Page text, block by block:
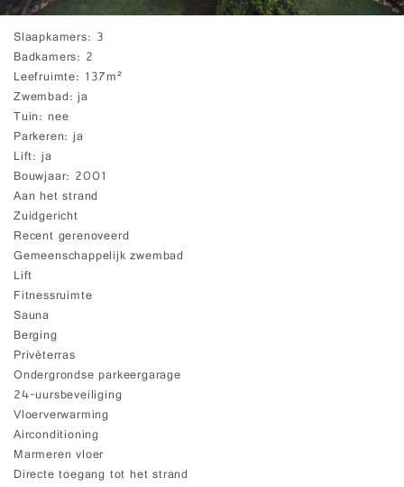
Slaapkamers 3
Badkamers 2
Leefruimte 137m²
Zwembad ja
Tuin nee
Parkeren ja
Lift ja
Bouwjaar 2001
Aan het strand
Zuidgericht
Recent gerenoveerd
Gemeenschappelijk zwembad
Lift
Fitnessruimte
Sauna
Berging
Privéterras
Ondergrondse parkeergarage
24-uursbeveiliging
Vloerverwarming
Airconditioning
Marmeren vloer
Directe toegang tot het strand